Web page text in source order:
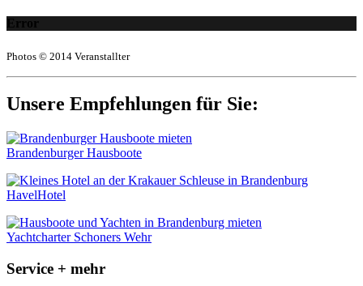
Error
Photos © 2014 Veranstallter
Unsere Empfehlungen für Sie:
Brandenburger Hausboote
HavelHotel
Yachtcharter Schoners Wehr
Service + mehr